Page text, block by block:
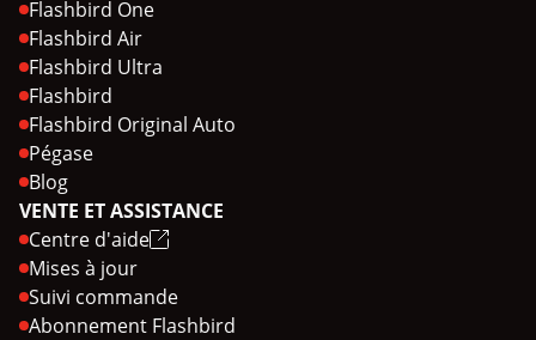
Flashbird One
Flashbird Air
Flashbird Ultra
Flashbird
Flashbird Original Auto
Pégase
Blog
VENTE ET ASSISTANCE
Centre d'aide
Mises à jour
Suivi commande
Abonnement Flashbird